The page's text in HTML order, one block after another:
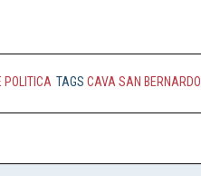
POLITICA TAGS CAVA SAN BERNARDO